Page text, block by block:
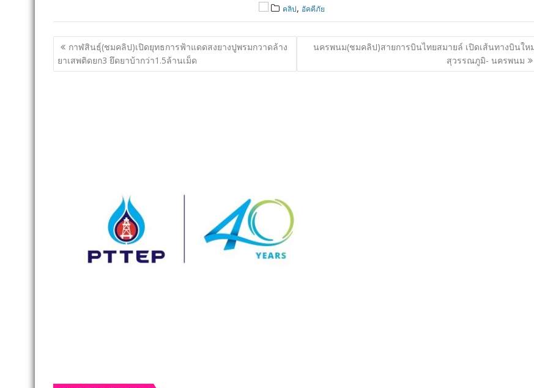
คลิป, อัคคีภัย
แนะแนว
เรื่อง
กาฬสินธุ์(ชมคลิป)เปิดยุทธการฟ้าแดดสงยางปูพรมกวาดล้าง
ยาเสพติดยก3 ยึดยาบ้ากว่า1.5ล้านเม็ด
นครพนม(ชมคลิป)สายการบินไทยสมายล์ เปิดเส้นทางบินให
สุวรรณภูมิ- นครพนม